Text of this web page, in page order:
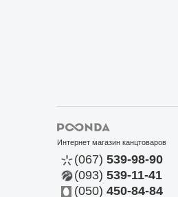
Интернет магазин канцтоваров
(067) 539-98-90
(093) 539-11-41
(050) 450-84-84